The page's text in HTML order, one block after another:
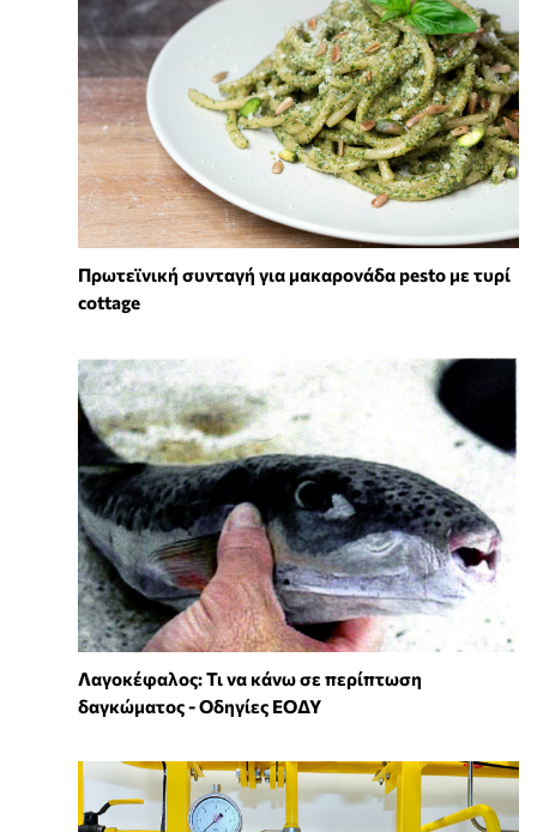
Πρωτεϊνική συνταγή για μακαρονάδα pesto με τυρί
cottage
Λαγοκέφαλος: Τι να κάνω σε περίπτωση
δαγκώματος - Οδηγίες ΕΟΔΥ